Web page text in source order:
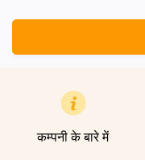
कम्पनी के बारे में